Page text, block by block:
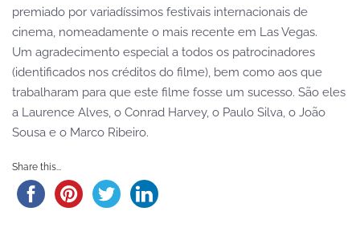
premiado por variadíssimos festivais internacionais de
cinema, nomeadamente o mais recente em Las Vegas.
Um agradecimento especial a todos os patrocinadores
(identificados nos créditos do filme), bem como aos que
trabalharam para que este filme fosse um sucesso. São eles
a Laurence Alves, o Conrad Harvey, o Paulo Silva, o João
Sousa e o Marco Ribeiro.
Share this...